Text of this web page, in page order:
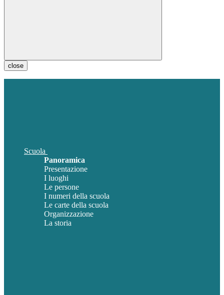
close
Scuola
Panoramica
Presentazione
I luoghi
Le persone
I numeri della scuola
Le carte della scuola
Organizzazione
La storia